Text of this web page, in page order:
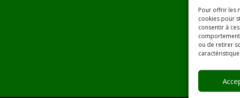
Pour offrir les
cookies pour
consentir à
ou de retirer